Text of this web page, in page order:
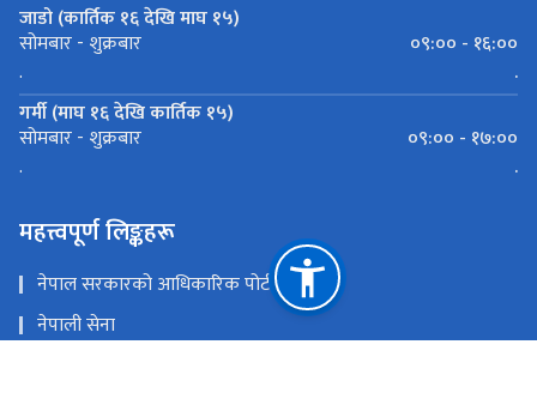
जाडो (कार्तिक १६ देखि माघ १५)
सोमबार - शुक्रबार
०९:०० - १६:००
.
.
गर्मी (माघ १६ देखि कार्तिक १५)
सोमबार - शुक्रबार
०९:०० - १७:००
.
.
महत्त्वपूर्ण लिङ्कहरू
नेपाल सरकारको आधिकारिक पोर्टल
नेपाली सेना